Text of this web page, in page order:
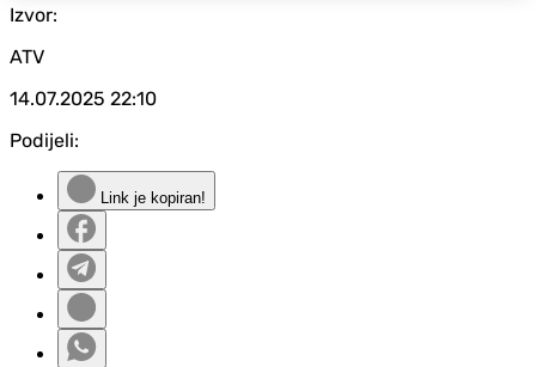
Izvor:
ATV
14.07.2025 22:10
Podijeli:
Link je kopiran!